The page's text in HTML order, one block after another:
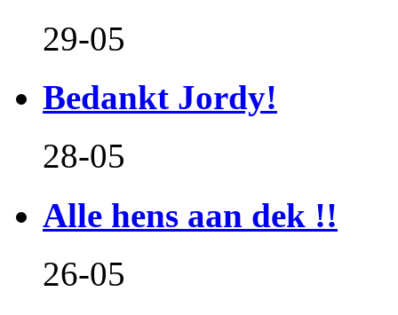
29-05
Bedankt Jordy!
28-05
Alle hens aan dek !!
26-05